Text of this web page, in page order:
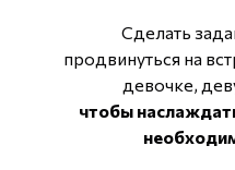
ХОЧУ БЫТЬ МЕРЗКОЙ
Сделать
продвинуться на
девочке,
чтобы